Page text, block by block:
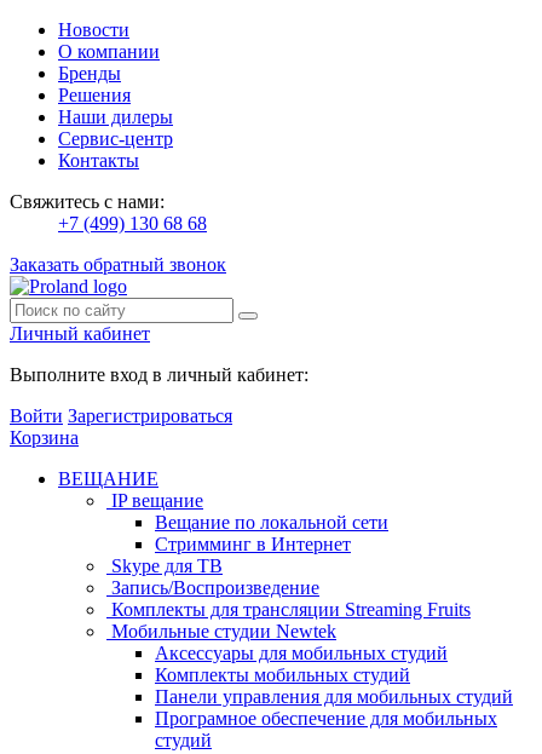
Новости
О компании
Бренды
Решения
Наши дилеры
Сервис-центр
Контакты
Свяжитесь с нами:
+7 (499) 130 68 68
Заказать обратный звонок
Личный кабинет
Выполните вход в личный кабинет:
Войти Зарегистрироваться
Корзина
ВЕЩАНИЕ
IP вещание
Вещание по локальной сети
Стримминг в Интернет
Skype для ТВ
Запись/Воспроизведение
Комплекты для трансляции Streaming Fruits
Мобильные студии Newtek
Аксессуары для мобильных студий
Комплекты мобильных студий
Панели управления для мобильных студий
Програмное обеспечение для мобильных
студий